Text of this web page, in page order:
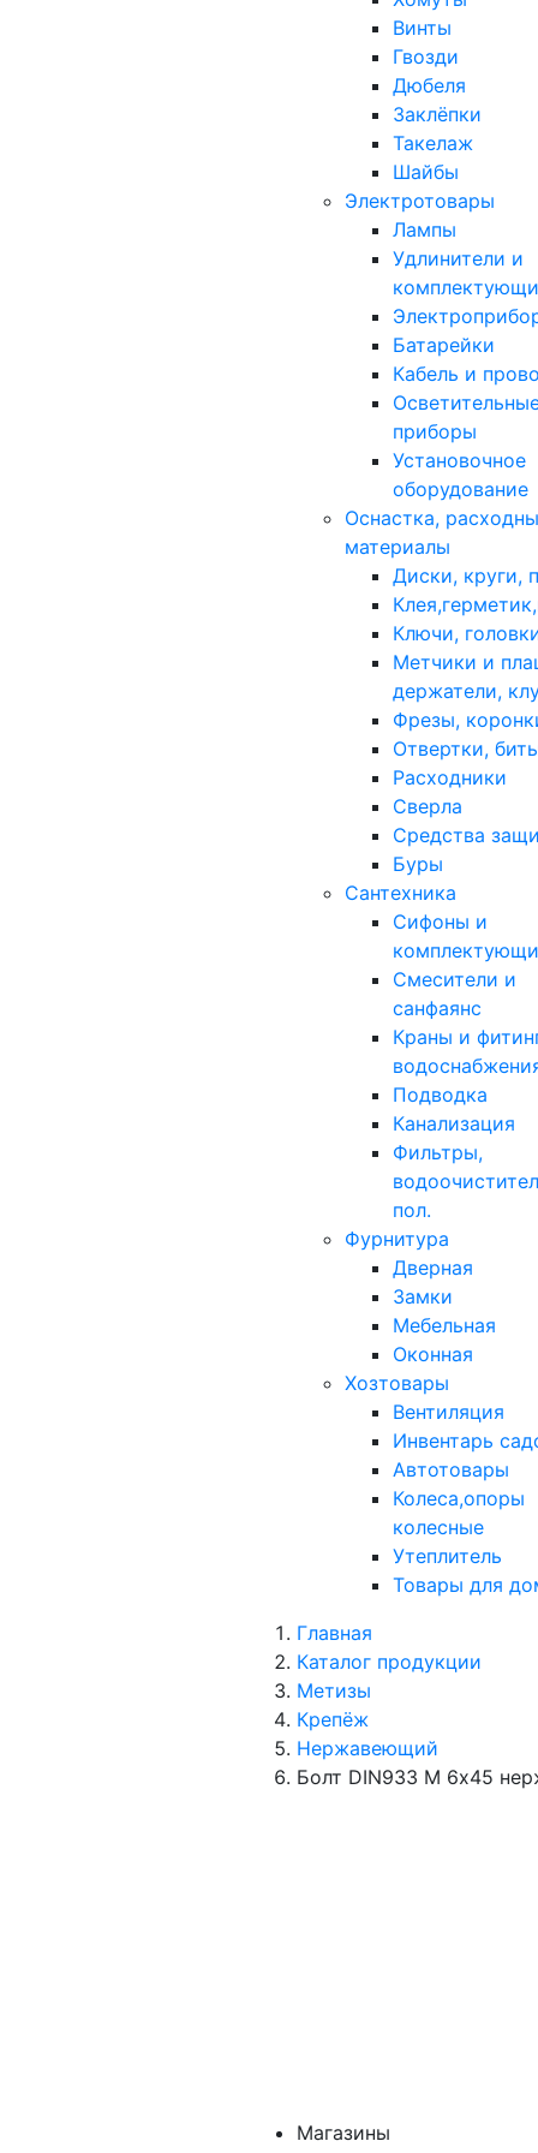
Винты
Гвозди
Дюбеля
Заклёпки
Такелаж
Шайбы
Электротовары
Лампы
Удлинители и
Батарейки
Кабель и
приборы
Установочное
оборудование
Оснастка,
материалы
Диски, круги,
Ключи,
Метчики и
держатели,
Фрезы,
Отвертки,
Расходники
Сверла
Средства
Буры
Сантехника
Сифоны и
Смесители и
санфаянс
Краны и
Подводка
Канализация
Фильтры,
пол.
Фурнитура
Дверная
Замки
Мебельная
Оконная
Хозтовары
Вентиляция
Инвентарь
Автотовары
Колеса,опоры
колесные
Утеплитель
Товары для
Главная
Каталог продукции
Метизы
Крепёж
Нержавеющий
Болт DIN933 М 6х45
Магазины